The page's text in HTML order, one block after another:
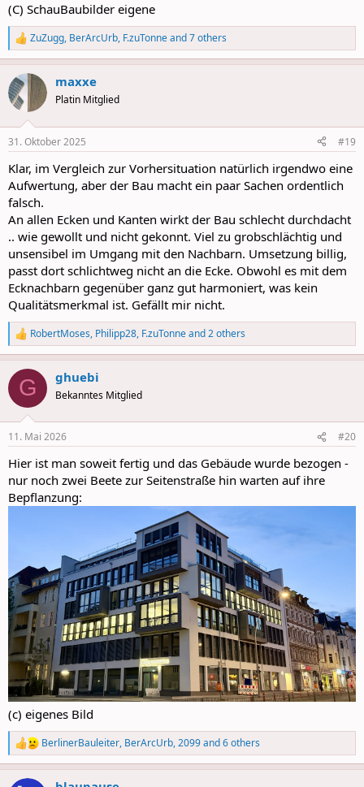
(C) SchauBaubilder eigene
R
e
a
c
t
i
s
ZuZugg, BerArcUrb, F.zuTonneand 7 others
maxxe
Platin Mitglied
31. Oktober 2025 #19
Klar, im Vergleich zur Vorhersituation natürlich irgendwo eine
Aufwertung, aber der Bau macht ein paar Sachen ordentlich
falsch.
An allen Ecken und Kanten wirkt der Bau schlecht durchdacht
.. wie gewollt und nicht gekonnt. Viel zu grobschlächtig und
unsensibel im Umgang mit den Nachbarn. Umsetzung billig,
passt dort schlichtweg nicht an die Ecke. Obwohl es mit dem
Ecknachbarn gegenüber ganz gut harmoniert, was kein
Qualitätsmerkmal ist. Gefällt mir nicht.
R
e
a
c
i
s
RobertMoses, Philipp28, F.zuTonneand 2 others
G ghuebi
Bekanntes Mitglied
11. Mai 2026 #20
Hier ist man soweit fertig und das Gebäude wurde bezogen -
nur noch zwei Beete zur Seitenstraße hin warten auf ihre
Bepflanzung:
(c) eigenes Bild
R
e
a
BerlinerBauleiter, BerArcUrb,2099and 6 others